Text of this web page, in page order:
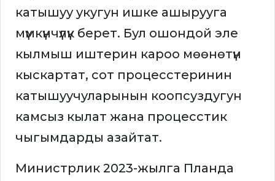
катышуу укугун ишке ашырууга
мүмкүнчүлүк берет. Бул ошондой эле
кылмыш иштерин кароо мөөнөтүн
кыскартат, сот процесстеринин
катышуучуларынын коопсуздугун
камсыз кылат жана процесстик
чыгымдарды азайтат.
Министрлик 2023-жылга Планда